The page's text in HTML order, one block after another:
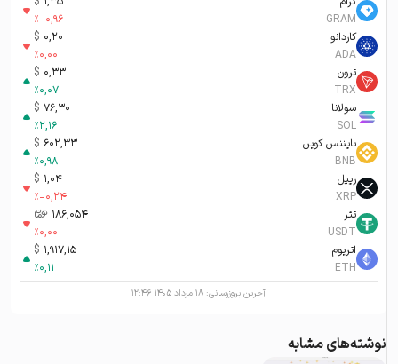
GRAM
%-0,96
کاردانو
ADA
0,20
$
%0,00
ترون
TRX
0,33
$
%0,07
سولانا
SOL
76,30
$
%2,16
بایننس کوین
BNB
602,33
$
%0,98
ریپل
XRP
1,04
$
%-0,24
تتر
USDT
186,054 تومان-ء
%0,00
اتریوم
ETH
1,917,15
$
%0,11
آخرین بروزرسانی: ۱۸ مرداد ۱۴۰۵ ۱۲:۴۶
نوشته‌های مشابه